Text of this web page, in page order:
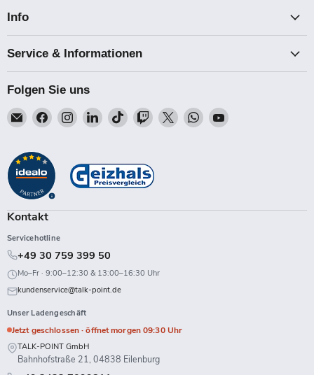
Info
Service & Informationen
Folgen Sie uns
Email
Talk-
Finden
Sie
auf
Facebook
Finden
Sie
auf
Instagram
Finden
Sie
auf
LinkedIn
Finden
Sie
auf
TikTok
Finden
Sie
Twitch
Finden
Sie
Finden
Sie
Finden
Kontakt
Servicehotline
+49 30 759 399 50
Mo–Fr · 9:00–12:30 & 13:00–16:30 Uhr
kundenservice@talk-point.de
Unser Ladengeschäft
Jetzt geschlossen · öffnet morgen 09:30 Uhr
TALK-POINT GmbH
Bahnhofstraße 21, 04838 Eilenburg